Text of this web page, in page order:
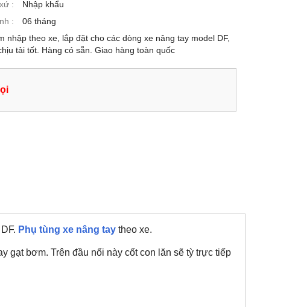
:
Nhập khẩu
:
06 tháng
nhập theo xe, lắp đặt cho các dòng xe nâng tay model DF,
tải tốt. Hàng có sẵn. Giao hàng toàn quốc
Phụ tùng xe nâng tay theo xe.
gạt bơm. Trên đầu nối này cốt con lăn sẽ tỳ trực tiếp